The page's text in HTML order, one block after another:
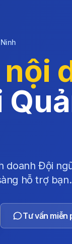
doanh Đội
hỗ trợ bạn.
Tư vấn miễn